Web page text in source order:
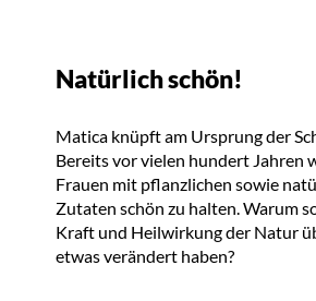
Natürlich schön!
Matica knüpft am Ursprung der
Bereits vor vielen hundert Jahren
Frauen mit pflanzlichen sowie
Zutaten schön zu halten. Warum
Kraft und Heilwirkung der Natur
etwas verändert haben?